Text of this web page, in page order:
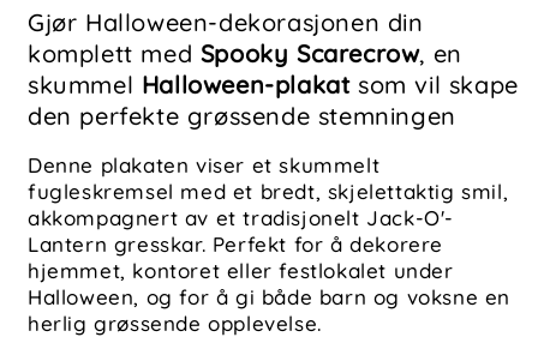
Gjør Halloween-dekorasjonen din
komplett med Spooky Scarecrow, en
skummel Halloween-plakatsom vil skape
den perfekte grøssende stemningen
Denne plakaten viser et skummelt
fugleskremsel med et bredt, skjelettaktig smil,
akkompagnert av et tradisjonelt Jack-O'-
Lantern gresskar. Perfekt for å dekorere
hjemmet, kontoret eller festlokalet under
Halloween, og for å gi både barn og voksne en
herlig grøssende opplevelse.